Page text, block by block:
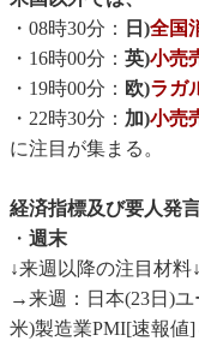
・08時30分：
日)全国
・16時00分： 英)小売
・19時00分： 欧)ラガ
・22時30分： 加)小売
に注目が集まる。
経済指標及び要人発
・ 週末
↓来週以降の注目材料↓
→来週：日本(23日)ユ
米)製造業PMI[速報値